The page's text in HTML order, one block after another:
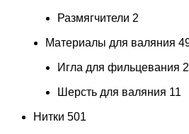
Размягчители 2
Материалы для валяния
Игла для фильцевания
Шерсть для валяния 11
Нитки 501